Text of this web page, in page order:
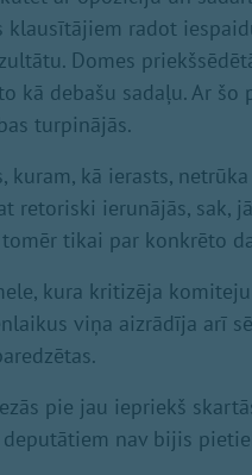
klausītājiem radot
Domes
kā debašu sadaļu. Ar
turpinājās.
kuram, kā ierasts,
retoriski ierunājās, sak,
tikai par konkrēto
kura kritizēja
viņa aizrādīja arī
pie jau iepriekš
nav bijis